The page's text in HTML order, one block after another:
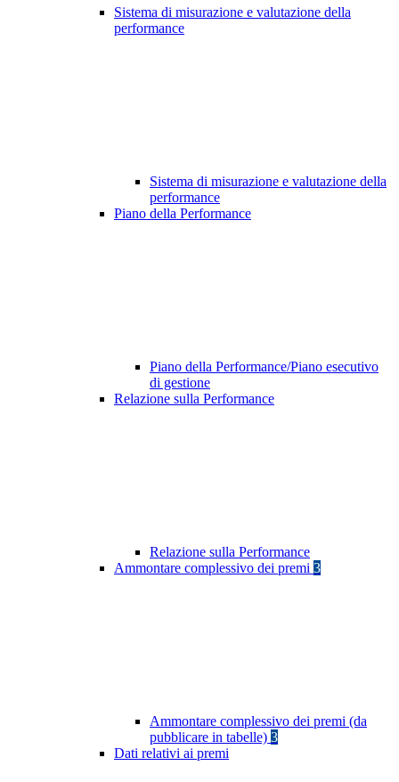
Sistema di misurazione e valutazione della
performance
Sistema di misurazione e valutazione della
performance
Piano della Performance
Piano della Performance/Piano esecutivo
di gestione
Relazione sulla Performance
Relazione sulla Performance
Ammontare complessivo dei premi 3
Ammontare complessivo dei premi (da
pubblicare in tabelle) 3
Dati relativi ai premi